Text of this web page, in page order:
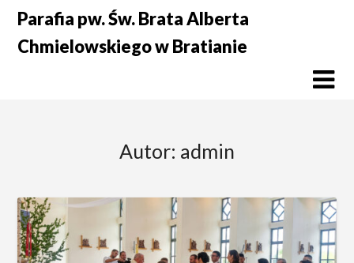
Skip
content
Parafia pw. Św. Brata Alberta
Chmielowskiego w Bratianie
Autor: admin